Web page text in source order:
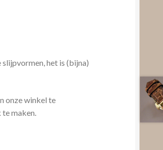
het is (bijna)
onze winkel te
maken.